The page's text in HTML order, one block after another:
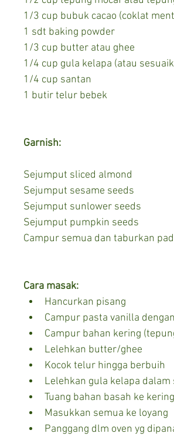
1/3 cup bubuk cacao (coklat
1 sdt baking powder
1/3 cup butter atau ghee
1/4 cup gula kelapa (atau
1/4 cup santan
1 butir telur bebek
Garnish:
Sejumput sliced almond
Sejumput sesame seeds
Sejumput sunlower seeds
Sejumput pumpkin seeds
Campur semua dan taburkan
Cara masak:
Hancurkan pisang
Campur pasta vanilla
Campur bahan kering
Lelehkan butter/ghee
Kocok telur hingga berbuih
Lelehkan gula kelapa dalam
Tuang bahan basah ke
Masukkan semua ke loyang
Panggang dlm oven yg